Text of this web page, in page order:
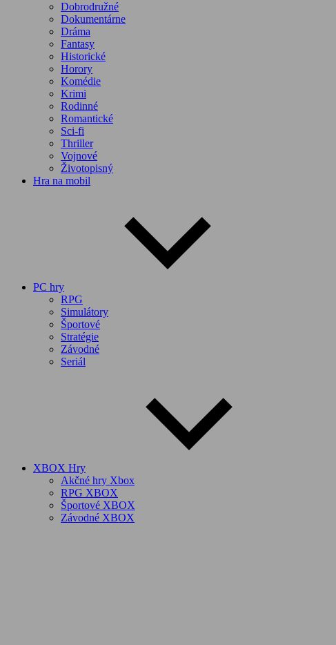
Dobrodružné
Dokumentárne
Dráma
Fantasy
Historické
Horory
Komédie
Krimi
Rodinné
Romantické
Sci-fi
Thriller
Vojnové
Životopisný
Hra na mobil
PC hry
RPG
Simulátory
Športové
Stratégie
Závodné
Seriál
XBOX Hry
Akčné hry Xbox
RPG XBOX
Športové XBOX
Závodné XBOX